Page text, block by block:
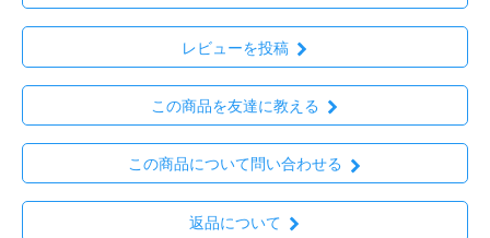
レビューを投稿
この商品を友達に教える
この商品について問い合わせる
返品について